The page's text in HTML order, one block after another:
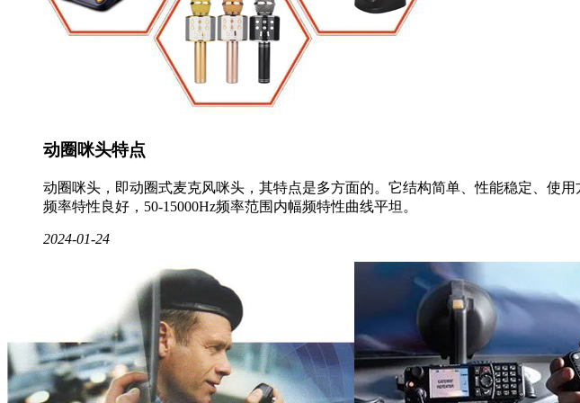
动圈咪头特点
动圈咪头，即动圈式麦克风咪头，其特点是多方面的。它结构简单、性能稳定、使
频率特性良好，50-15000Hz频率范围内幅频特性曲线平坦。
2024-01-24